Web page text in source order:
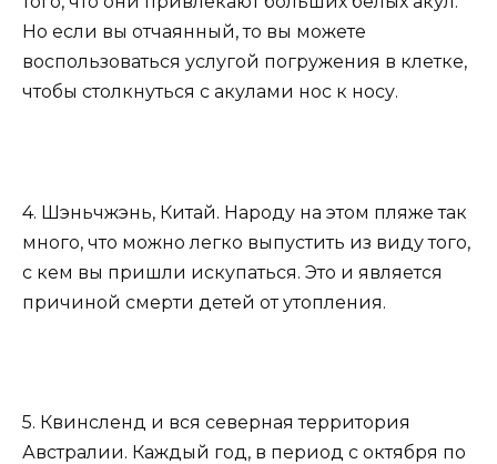
Но если вы отчаянный, то вы можете
воспользоваться услугой погружения в клетке,
чтобы столкнуться с акулами нос к носу.
4. Шэньчжэнь, Китай. Народу на этом пляже так
много, что можно легко выпустить из виду того,
с кем вы пришли искупаться. Это и является
причиной смерти детей от утопления.
5. Квинсленд и вся северная территория
Австралии. Каждый год, в период с октября по